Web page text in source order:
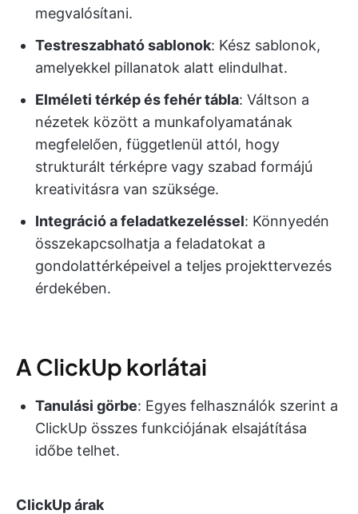
megvalósítani.
Testreszabható sablonok: Kész sablonok,
amelyekkel pillanatok alatt elindulhat.
Elméleti térkép és fehér tábla: Váltson a
nézetek között a munkafolyamatának
megfelelően, függetlenül attól, hogy
strukturált térképre vagy szabad formájú
kreativitásra van szüksége.
Integráció a feladatkezeléssel: Könnyedén
összekapcsolhatja a feladatokat a
gondolattérképeivel a teljes projekttervezés
érdekében.
A ClickUp korlátai
Tanulási görbe: Egyes felhasználók szerint a
ClickUp összes funkciójának elsajátítása
időbe telhet.
ClickUp árak